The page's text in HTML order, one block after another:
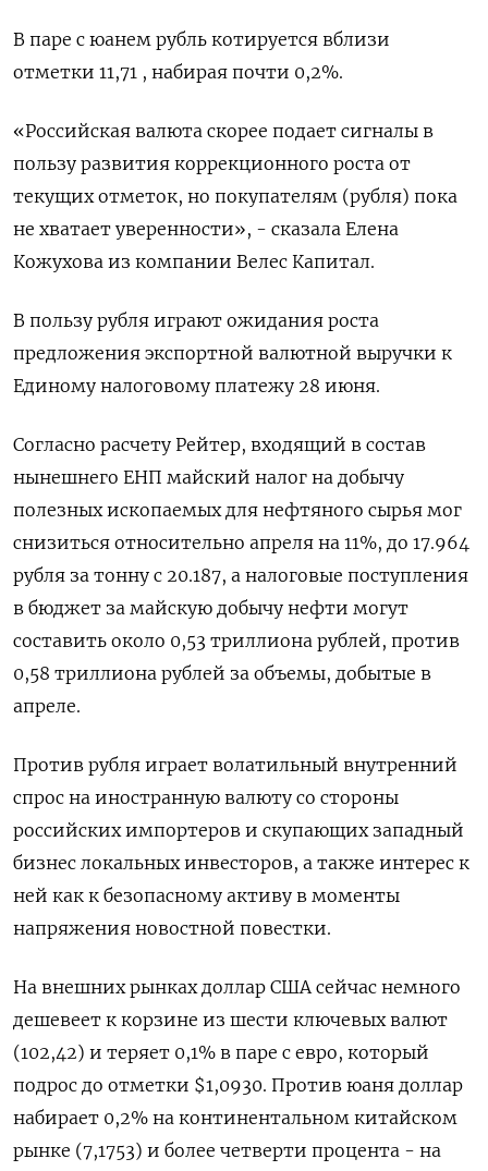
В паре с юанем рубль котируется вблизи
отметки 11,71 , набирая почти 0,2%.
«Российская валюта скорее подает сигналы в
пользу развития коррекционного роста от
текущих отметок, но покупателям (рубля) пока
не хватает уверенности», - сказала Елена
Кожухова из компании Велес Капитал.
В пользу рубля играют ожидания роста
предложения экспортной валютной выручки к
Единому налоговому платежу 28 июня.
Согласно расчету Рейтер, входящий в состав
нынешнего ЕНП майский налог на добычу
полезных ископаемых для нефтяного сырья мог
снизиться относительно апреля на 11%, до 17.964
рубля за тонну с 20.187, а налоговые поступления
в бюджет за майскую добычу нефти могут
составить около 0,53 триллиона рублей, против
0,58 триллиона рублей за объемы, добытые в
апреле.
Против рубля играет волатильный внутренний
спрос на иностранную валюту со стороны
российских импортеров и скупающих западный
бизнес локальных инвесторов, а также интерес к
ней как к безопасному активу в моменты
напряжения новостной повестки.
На внешних рынках доллар США сейчас немного
дешевеет к корзине из шести ключевых валют
(102,42) и теряет 0,1% в паре с евро, который
подрос до отметки $1,0930. Против юаня доллар
набирает 0,2% на континентальном китайском
рынке (7,1753) и более четверти процента - на